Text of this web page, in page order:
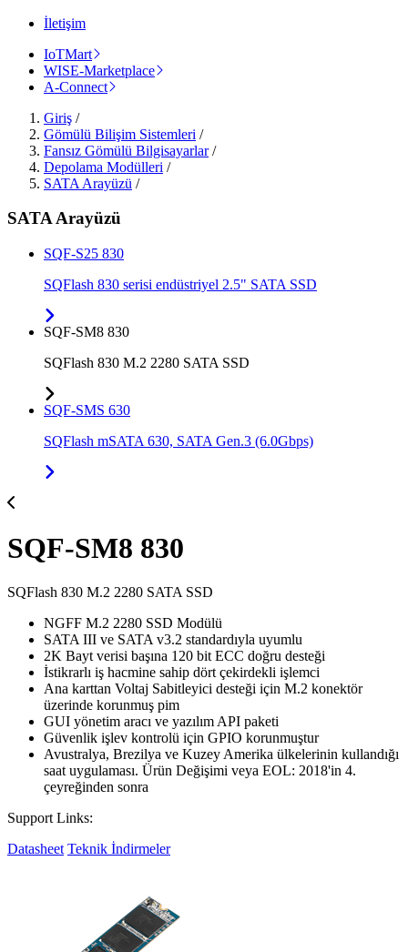
İletişim
IoTMart
WISE-Marketplace
A-Connect
Giriş /
Gömülü Bilişim Sistemleri /
Fansız Gömülü Bilgisayarlar/
Depolama Modülleri /
SATA Arayüzü /
SATA Arayüzü
SQF-S25 830
SQFlash 830 serisi endüstriyel 2.5" SATA SSD
SQF-SM8 830
SQFlash 830 M.2 2280 SATA SSD
SQF-SMS 630
SQFlash mSATA 630, SATA Gen.3 (6.0Gbps)
SQF-SM8 830
SQFlash 830 M.2 2280 SATA SSD
NGFF M.2 2280 SSD Modülü
SATA III ve SATA v3.2 standardıyla uyumlu
2K Bayt verisi başına 120 bit ECC doğru desteği
İstikrarlı iş hacmine sahip dört çekirdekli işlemci
Ana karttan Voltaj Sabitleyici desteği için M.2 konektör
üzerinde korunmuş pim
GUI yönetim aracı ve yazılım API paketi
Güvenlik işlev kontrolü için GPIO korunmuştur
Avustralya, Brezilya ve Kuzey Amerika ülkelerinin kullandığı
saat uygulaması. Ürün Değişimi veya EOL: 2018'in 4.
çeyreğinden sonra
Support Links:
Datasheet Teknik İndirmeler